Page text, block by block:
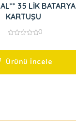
35 LİK BATARYA
KARTUŞU
5
0
Ürünü İncele